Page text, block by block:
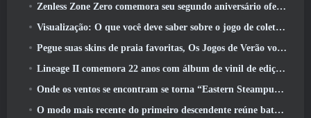
Zenless Zone Zero comemora seu segundo aniversário oferecendo aos jogadores a escolha de um agente S-Rank gratuito
Visualização: O que você deve saber sobre o jogo de coleta de criaturas da HoYoverse, Honkai: Link Alma
Pegue suas skins de praia favoritas, Os Jogos de Verão voltaram ao Overwatch
Lineage II comemora 22 anos com álbum de vinil de edição de colecionador
Onde os ventos se encontram se torna “Eastern Steampunk” na versão 2.0
O modo mais recente do primeiro descendente reúne batalhas difíceis de interceptação de vazio e as profundezas